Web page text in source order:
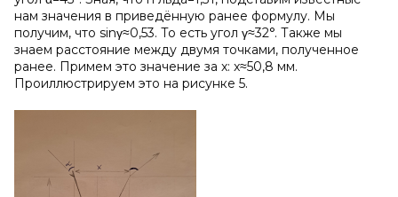
нам значения в приведённую ранее формулу. Мы
получим, что sinγ≈0,53. То есть угол γ≈32°. Также мы
знаем расстояние между двумя точками, полученное
ранее. Примем это значение за x: x≈50,8 мм.
Проиллюстрируем это на рисунке 5.